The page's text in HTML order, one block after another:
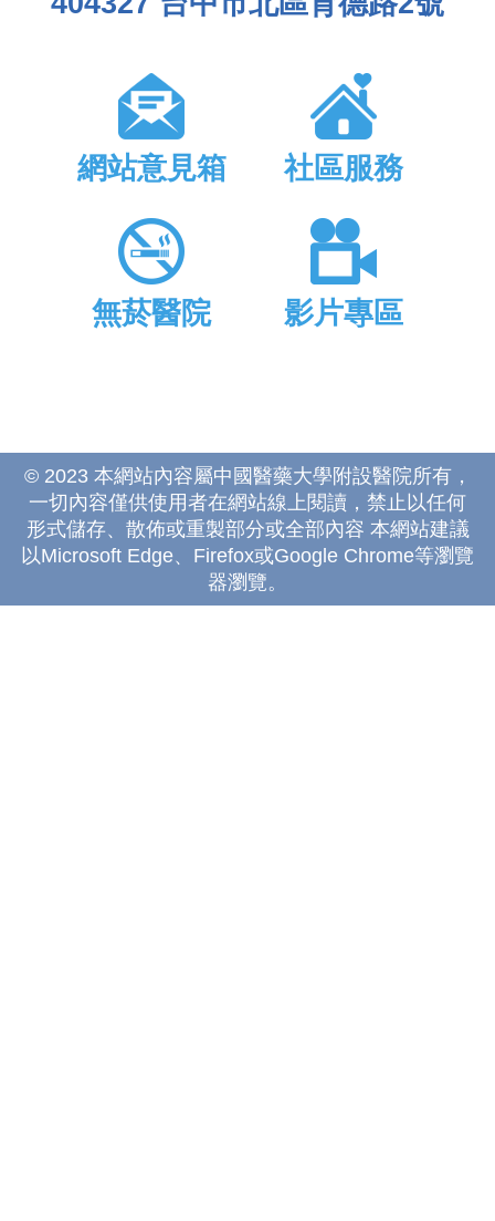
網站意見箱 社區服務
無菸醫院 影片專區
© 2023 本網站內容屬中國醫藥大學附設醫院所有，
一切內容僅供使用者在網站線上閱讀，禁止以任何
形式儲存、散佈或重製部分或全部內容 本網站建議
以Microsoft Edge、Firefox或Google Chrome等瀏覽
器瀏覽。